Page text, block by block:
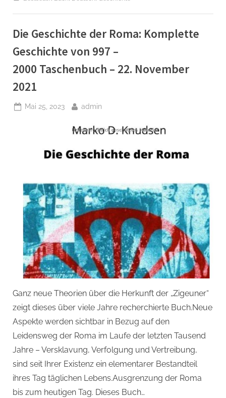
Ausgabe
–
18.
November
Die Geschichte der Roma: Komplette
Geschichte von 997 –
2000 Taschenbuch – 22. November
2021
Posted
Mai 25, 2023 By
admin
Ganz neue Theorien über die Herkunft der „Zigeuner“
zeigt dieses über viele Jahre recherchierte Buch.Neue
Aspekte werden sichtbar in Bezug auf den
Leidensweg der Roma im Laufe der letzten Tausend
Jahre – Versklavung, Verfolgung und Vertreibung,
sind seit Ihrer Existenz ein elementarer Bestandteil
ihres Tag täglichen Lebens.Ausgrenzung der Roma
bis zum heutigen Tag. Dieses Buch…